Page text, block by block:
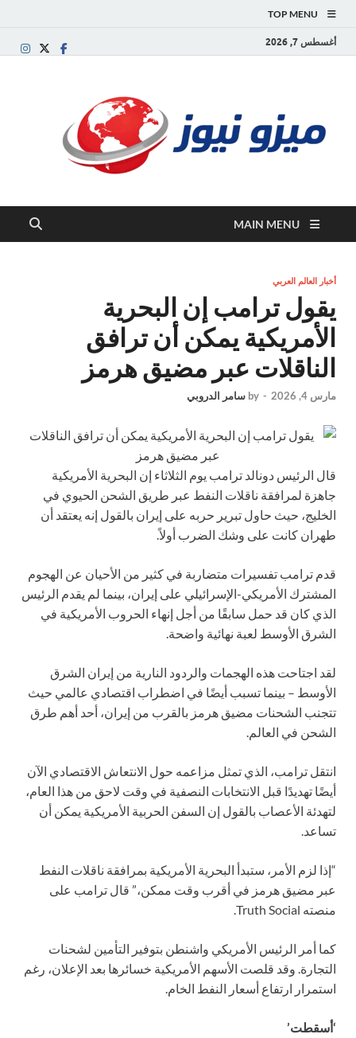
TOP MENU
أغسطس 7, 2026
MAIN MENU
أخبار العالم العربي
يقول ترامب إن البحرية
الأمريكية يمكن أن ترافق
الناقلات عبر مضيق هرمز
مارس 4, 2026 -
by سامر الدروبي
قال الرئيس دونالد ترامب يوم الثلاثاء إن البحرية الأمريكية
جاهزة لمرافقة ناقلات النفط عبر طريق الشحن الحيوي في
الخليج، حيث حاول تبرير حربه على إيران بالقول إنه يعتقد أن
طهران كانت على وشك الضرب أولاً.
قدم ترامب تفسيرات متضاربة في كثير من الأحيان عن الهجوم
المشترك الأمريكي-الإسرائيلي على إيران، بينما لم يقدم الرئيس
الذي كان قد حمل سابقًا من أجل إنهاء الحروب الأمريكية في
الشرق الأوسط لعبة نهائية واضحة.
لقد اجتاحت هذه الهجمات والردود النارية من إيران الشرق
الأوسط – بينما تسبب أيضًا في اضطراب اقتصادي عالمي حيث
تتجنب الشحنات مضيق هرمز بالقرب من إيران، أحد أهم طرق
الشحن في العالم.
انتقل ترامب، الذي تمثل مزاعمه حول الانتعاش الاقتصادي الآن
أيضًا تهديدًا قبل الانتخابات النصفية في وقت لاحق من هذا العام،
لتهدئة الأعصاب بالقول إن السفن الحربية الأمريكية يمكن أن
تساعد.
“إذا لزم الأمر، ستبدأ البحرية الأمريكية بمرافقة ناقلات النفط
عبر مضيق هرمز في أقرب وقت ممكن،” قال ترامب على
منصته Truth Social.
كما أمر الرئيس الأمريكي واشنطن بتوفير التأمين لشحنات
التجارة. وقد قلصت الأسهم الأمريكية خسائرها بعد الإعلان، رغم
استمرار ارتفاع أسعار النفط الخام.
‘أسقطت’